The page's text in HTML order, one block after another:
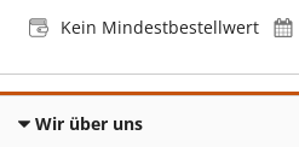
Kein Mindestbestellwert
Wir über uns